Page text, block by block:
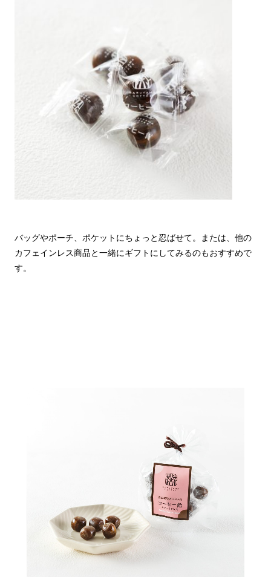
バッグやポーチ、ポケットにちょっと忍ばせて。または、他の
カフェインレス商品と一緒にギフトにしてみるのもおすすめで
す。